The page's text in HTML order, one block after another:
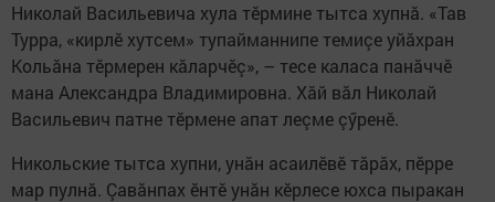
Николай Васильевича хула тӗрмине тытса хупнă. «Тав
Турра, «кирлӗ хутсем» тупайманнипе темиçе уйăхран
Кольăна тӗрмерен кăларчӗç», – тесе каласа панăччӗ
мана Александра Владимировна. Хăй вăл Николай
Васильевич патне тӗрмене апат леçме çӳренӗ.
Никольские тытса хупни, унăн асаилӗвӗ тăрăх, пӗрре
мар пулнă. Çавăнпах ӗнтӗ унăн кӗрлесе юхса пыракан